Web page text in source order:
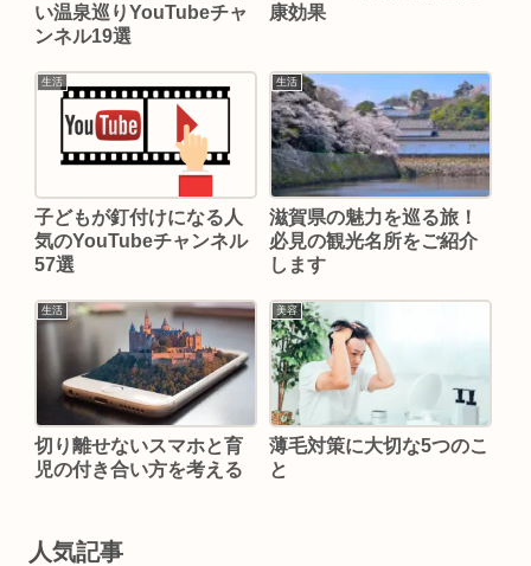
い温泉巡りYouTubeチャ
ンネル19選
康効果
生活
子どもが釘付けになる人
気のYouTubeチャンネル
57選
生活
滋賀県の魅力を巡る旅！
必見の観光名所をご紹介
します
生活
切り離せないスマホと育
児の付き合い方を考える
美容
薄毛対策に大切な5つのこ
と
人気記事